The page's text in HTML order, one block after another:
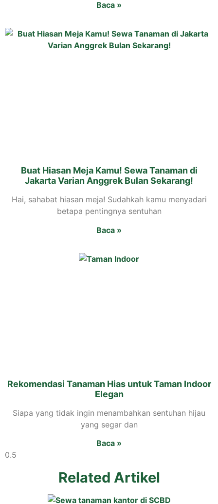
Baca »
Buat Hiasan Meja Kamu! Sewa Tanaman di
Jakarta Varian Anggrek Bulan Sekarang!
Hai, sahabat hiasan meja! Sudahkah kamu menyadari
betapa pentingnya sentuhan
Baca »
Rekomendasi Tanaman Hias untuk Taman Indoor
Elegan
Siapa yang tidak ingin menambahkan sentuhan hijau
yang segar dan
Baca »
Related Artikel